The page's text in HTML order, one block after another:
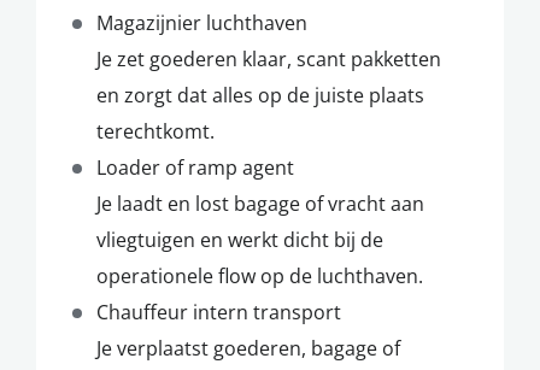
Magazijnier luchthaven
Je zet goederen klaar, scant pakketten
en zorgt dat alles op de juiste plaats
terechtkomt.
Loader of ramp agent
Je laadt en lost bagage of vracht aan
vliegtuigen en werkt dicht bij de
operationele flow op de luchthaven.
Chauffeur intern transport
Je verplaatst goederen, bagage of